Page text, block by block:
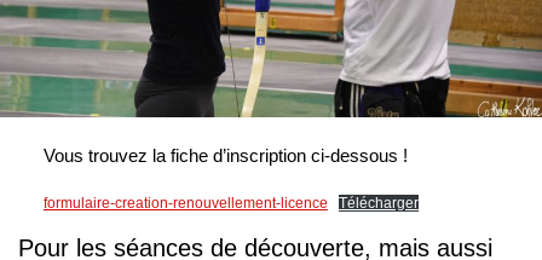
Vous trouvez la fiche d’inscription ci-dessous !
formulaire-creation-renouvellement-licence Télécharger
Pour les séances de découverte, mais aussi